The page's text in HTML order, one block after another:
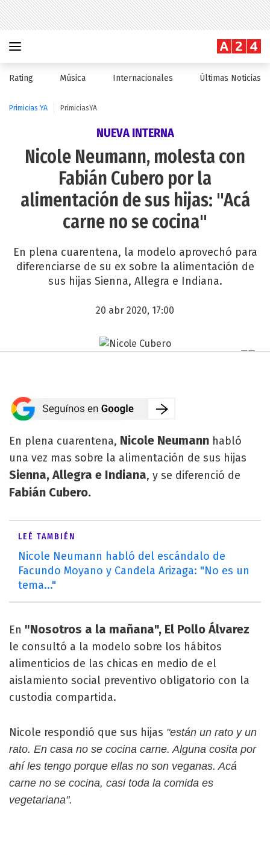
Rating Música Internacionales Últimas Noticias
Primicias YA PrimiciasYA
NUEVA INTERNA
Nicole Neumann, molesta con
Fabián Cubero por la
alimentación de sus hijas: "Acá
carne no se cocina"
En plena cuarentena, la modelo aprovechó para
diferenciarse de su ex sobre la alimentación de
sus hijas Sienna, Allegra e Indiana.
20 abr 2020, 17:00
En plena cuarentena, Nicole Neumann habló
una vez mas sobre la alimentación de sus hijas
Sienna, Allegra e Indiana, y se diferenció de
Fabián Cubero.
LEÉ TAMBIÉN
Nicole Neumann habló del escándalo de
Facundo Moyano y Candela Arizaga: "No es un
tema..."
En "Nosotros a la mañana", El Pollo Álvarez
le consultó a la modelo sobre los hábitos
alimenticios de las chicas en medio de el
aislamiento social preventivo obligatorio con la
custodia compartida.
Nicole respondió que sus hijas "están un rato y un
rato. En casa no se cocina carne. Alguna cosita por
ahí les tengo porque ellas no son veganas. Acá
carne no se cocina, casi toda la comida es
vegetariana".